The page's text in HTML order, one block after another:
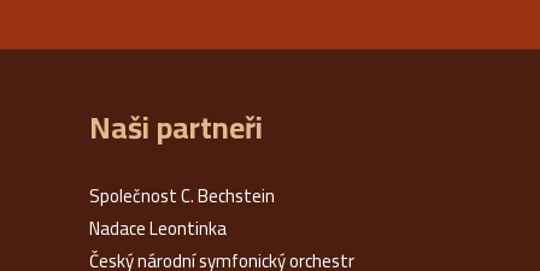
Naši partneři
Společnost C. Bechstein
Nadace Leontinka
Český národní symfonický orchestr